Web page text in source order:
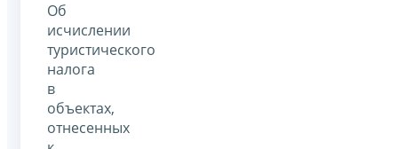
Об
исчислении
туристического
налога
в
объектах,
отнесенных